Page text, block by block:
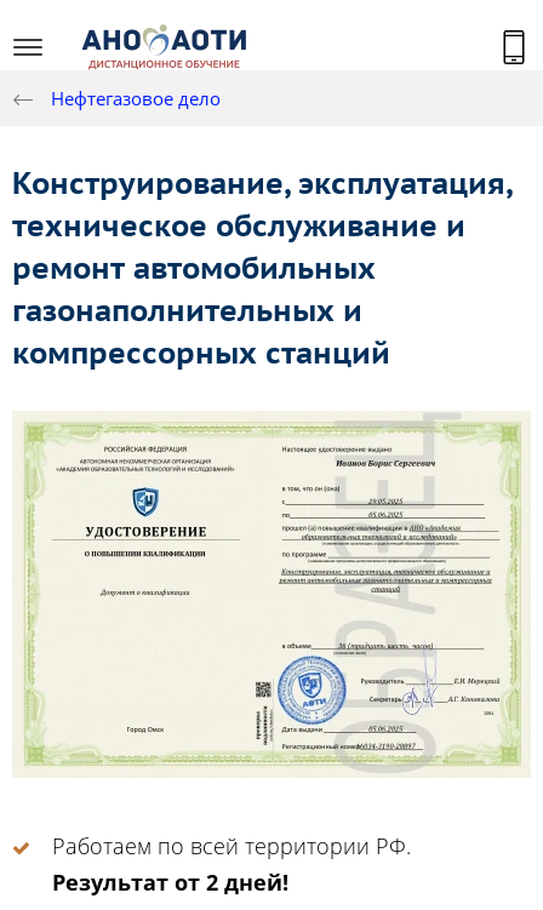
Нефтегазовое дело
Конструирование, эксплуатация,
техническое обслуживание и
ремонт автомобильных
газонаполнительных и
компрессорных станций
Работаем по всей территории РФ.
Результат от 2 дней!